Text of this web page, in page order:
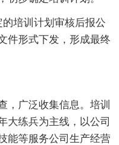
的培训计划审核后报公
件形式下发，形成最终
，广泛收集信息。培训
大练兵为主线，以公司
能等服务公司生产经营